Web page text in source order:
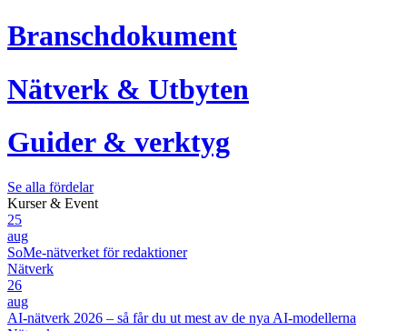
Branschdokument
Nätverk & Utbyten
Guider & verktyg
Se alla fördelar
Kurser & Event
25
aug
SoMe-nätverket för redaktioner
Nätverk
26
aug
AI-nätverk 2026 – så får du ut mest av de nya AI-modellerna